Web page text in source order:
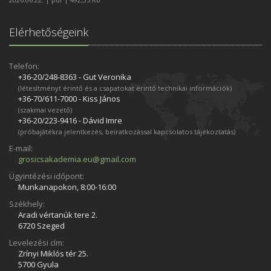
Elérhetőségeink
Telefon:
+36-20/248­-8363 - Gut Veronika
(létesítményt érintő és a csapatokat érintő technikai információk)
+36-70/611­-7000 - Kiss János
(szakmai vezető)
+36-20/223­-9416 - Dávid Imre
(próbajátékra jelentkezés, beiratkozással kapcsolatos tájékoztatás)
E-mail:
grosicsakademia.eu@gmail.com
Ügyintézési időpont:
Munkanapokon, 8:00-16:00
Székhely:
Aradi vértanúk tere 2.
6720 Szeged
Levelezési cím:
Zrínyi Miklós tér 25.
5700 Gyula